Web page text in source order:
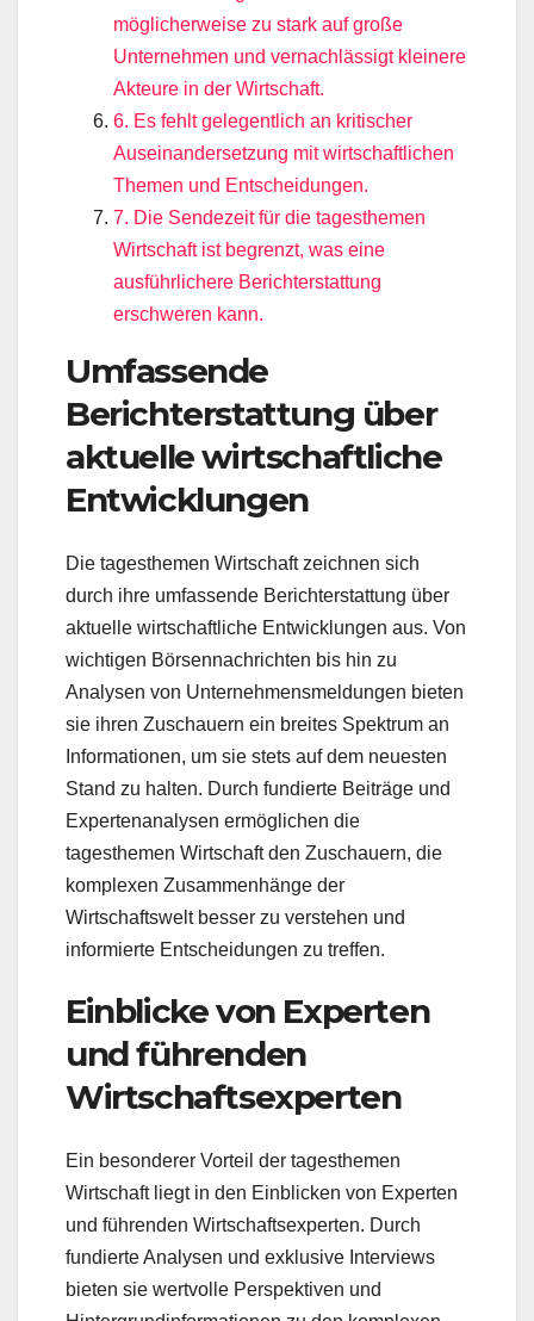
möglicherweise zu stark auf große
Unternehmen und vernachlässigt kleinere
Akteure in der Wirtschaft.
6. Es fehlt gelegentlich an kritischer
Auseinandersetzung mit wirtschaftlichen
Themen und Entscheidungen.
7. Die Sendezeit für die tagesthemen
Wirtschaft ist begrenzt, was eine
ausführlichere Berichterstattung
erschweren kann.
Umfassende
Berichterstattung über
aktuelle wirtschaftliche
Entwicklungen
Die tagesthemen Wirtschaft zeichnen sich
durch ihre umfassende Berichterstattung über
aktuelle wirtschaftliche Entwicklungen aus. Von
wichtigen Börsennachrichten bis hin zu
Analysen von Unternehmensmeldungen bieten
sie ihren Zuschauern ein breites Spektrum an
Informationen, um sie stets auf dem neuesten
Stand zu halten. Durch fundierte Beiträge und
Expertenanalysen ermöglichen die
tagesthemen Wirtschaft den Zuschauern, die
komplexen Zusammenhänge der
Wirtschaftswelt besser zu verstehen und
informierte Entscheidungen zu treffen.
Einblicke von Experten
und führenden
Wirtschaftsexperten
Ein besonderer Vorteil der tagesthemen
Wirtschaft liegt in den Einblicken von Experten
und führenden Wirtschaftsexperten. Durch
fundierte Analysen und exklusive Interviews
bieten sie wertvolle Perspektiven und